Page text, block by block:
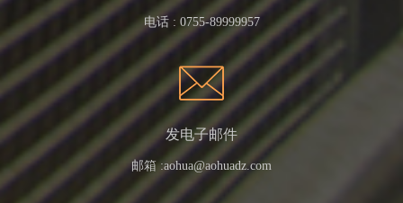
电话 : 0755-89999957
发电子邮件
邮箱 :aohua@aohuadz.com